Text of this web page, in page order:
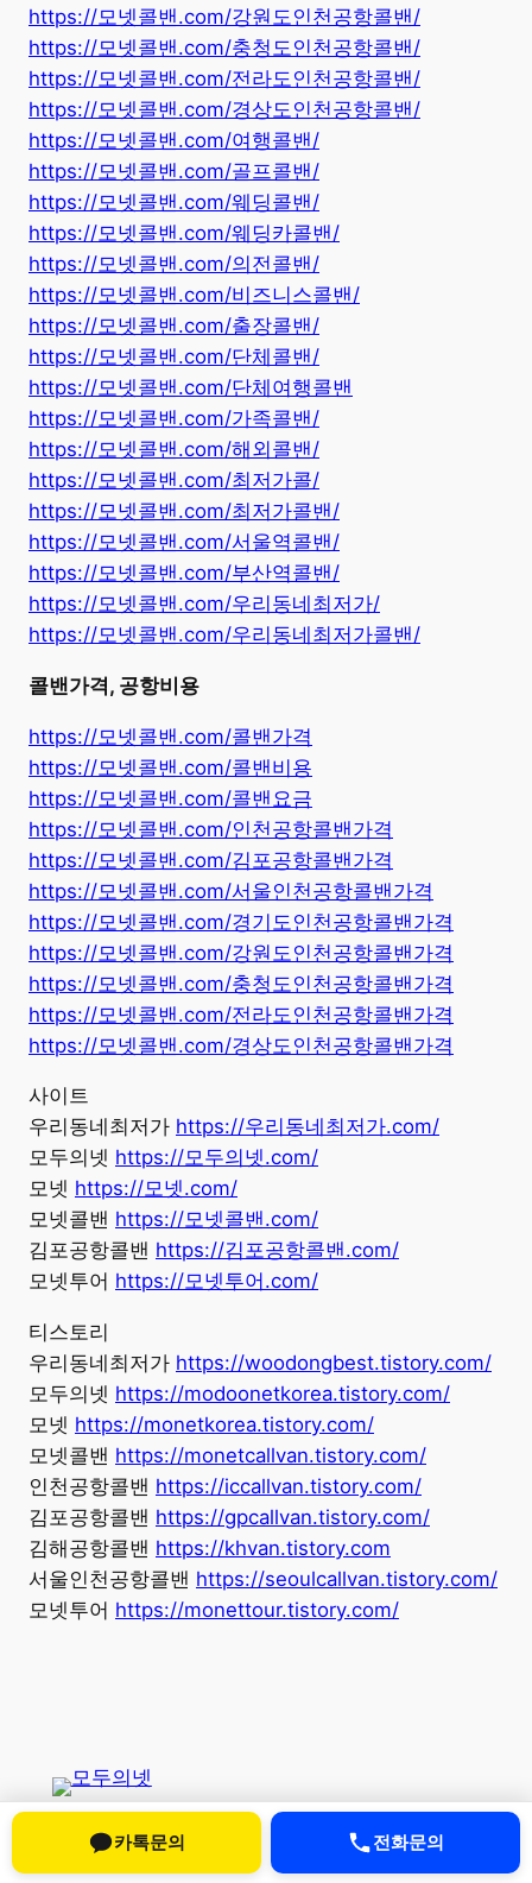
https://모넷콜밴.com/강원도인천공항콜밴/
https://모넷콜밴.com/충청도인천공항콜밴/
https://모넷콜밴.com/전라도인천공항콜밴/
https://모넷콜밴.com/경상도인천공항콜밴/
https://모넷콜밴.com/여행콜밴/
https://모넷콜밴.com/골프콜밴/
https://모넷콜밴.com/웨딩콜밴/
https://모넷콜밴.com/웨딩카콜밴/
https://모넷콜밴.com/의전콜밴/
https://모넷콜밴.com/비즈니스콜밴/
https://모넷콜밴.com/출장콜밴/
https://모넷콜밴.com/단체콜밴/
https://모넷콜밴.com/단체여행콜밴
https://모넷콜밴.com/가족콜밴/
https://모넷콜밴.com/해외콜밴/
https://모넷콜밴.com/최저가콜/
https://모넷콜밴.com/최저가콜밴/
https://모넷콜밴.com/서울역콜밴/
https://모넷콜밴.com/부산역콜밴/
https://모넷콜밴.com/우리동네최저가/
https://모넷콜밴.com/우리동네최저가콜밴/
콜밴가격, 공항비용
https://모넷콜밴.com/콜밴가격
https://모넷콜밴.com/콜밴비용
https://모넷콜밴.com/콜밴요금
https://모넷콜밴.com/인천공항콜밴가격
https://모넷콜밴.com/김포공항콜밴가격
https://모넷콜밴.com/서울인천공항콜밴가격
https://모넷콜밴.com/경기도인천공항콜밴가격
https://모넷콜밴.com/강원도인천공항콜밴가격
https://모넷콜밴.com/충청도인천공항콜밴가격
https://모넷콜밴.com/전라도인천공항콜밴가격
https://모넷콜밴.com/경상도인천공항콜밴가격
사이트
우리동네최저가 https://우리동네최저가.com/
모두의넷 https://모두의넷.com/
모넷 https://모넷.com/
모넷콜밴 https://모넷콜밴.com/
김포공항콜밴 https://김포공항콜밴.com/
모넷투어 https://모넷투어.com/
티스토리
우리동네최저가 https://woodongbest.tistory.com/
모두의넷 https://modoonetkorea.tistory.com/
모넷 https://monetkorea.tistory.com/
모넷콜밴 https://monetcallvan.tistory.com/
인천공항콜밴 https://iccallvan.tistory.com/
김포공항콜밴 https://gpcallvan.tistory.com/
김해공항콜밴 https://khvan.tistory.com
서울인천공항콜밴 https://seoulcallvan.tistory.com/
모넷투어 https://monettour.tistory.com/
모두의넷카톡문의 전화문의